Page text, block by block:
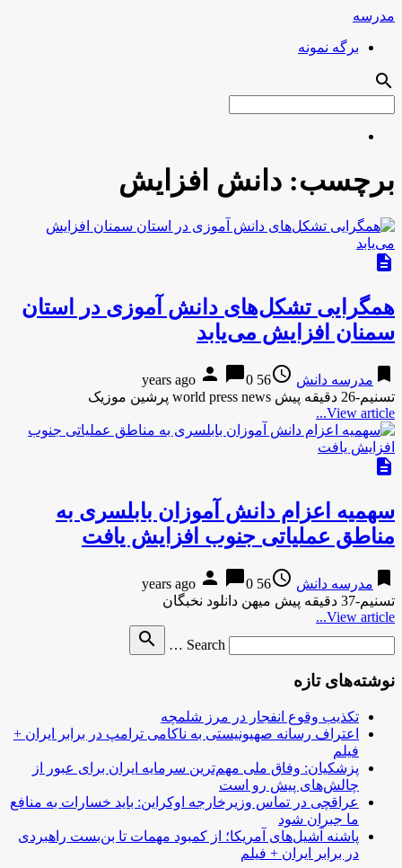
مدرسه
برگه نمونه
search
برچسب: دانش افزایش
description
همگرایی تشکل‌های دانش آموزی در استان
سمنان افزایش می‌یابد
bookmark مدرسه دانش access_time
56 years ago
person chat_bubble0
تسنیم-26 دقیقه پیش world press news پرشین موزیک
View article...
description
سهمیه اعزام دانش آموزان بابلسری به
مناطق عملیاتی جنوب افزایش یافت
bookmark مدرسه دانش access_time
56 years ago
person chat_bubble0
تسنیم-37 دقیقه پیش میهن دانلود نخبگان
View article...
Search …
search
نوشته‌های تازه
تکذیب وقوع انفجار در مرز شلمچه
اعتراف رسانه صهیونیستی به ناکامی ترامپ در برابر ایران +
فیلم
پزشکیان: وفاق ملی مهم‌ترین سرمایه ایران برای عبور از
چالش‌های پیش رو است
عراقچی در تماس وزیرخارجه اوکراین: باید خسارات به منافع
ما جبران شود
پاشنه آشیل‌های آمریکا؛ از کمبود مهمات تا بن‌بست راهبردی
در برابر ایران + فیلم